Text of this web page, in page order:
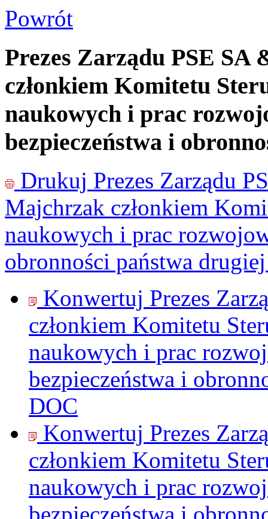
Powrót
Prezes Zarządu PSE
członkiem Komitetu
naukowych i prac
bezpieczeństwa i
Drukuj Prezes Zarządu
Majchrzak członkiem
naukowych i prac
obronności państwa
Konwertuj Prezes
członkiem Komitetu
naukowych i prac
bezpieczeństwa i
DOC
Konwertuj Prezes
członkiem Komitetu
naukowych i prac